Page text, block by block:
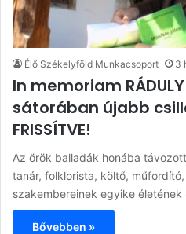
Élő Székelyföld Munkacsoport 3
In memoriam
sátorában újabb
FRISSÍTVE!
Az örök balladák honába
tanár, folklorista, költő,
szakembereinek egyike
Bővebben »